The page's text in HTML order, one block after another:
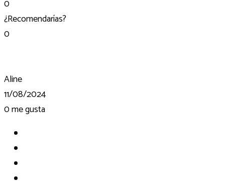
0
¿Recomendarías?
0
Aline
11/08/2024
0me gusta